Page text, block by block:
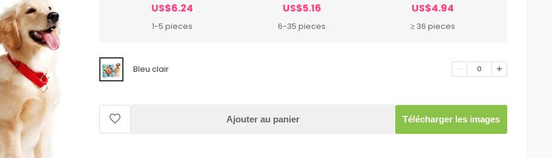
US$6.24
1-5 pieces
US$5.16
6-35 pieces
US$4.94
≥ 36 pieces
Bleu clair 0
Ajouter au panier Télécharger les images